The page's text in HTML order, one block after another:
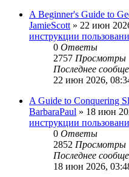
A Beginner's Guide to
JamieScott » 22 июн
инструкции
0 Ответы
2757 Просмотры
Последнее
22 июн 2026,
A Guide to Conquering
BarbaraPaul » 18 июн
инструкции
0 Ответы
2852 Просмотры
Последнее
18 июн 2026,